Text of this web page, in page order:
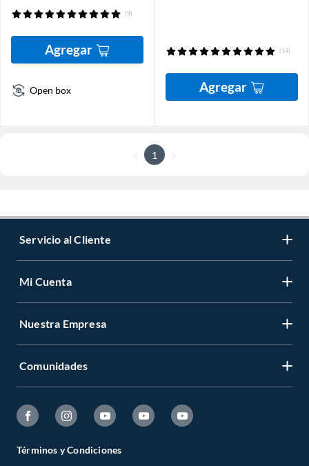
(9)
Agregar
Open box
(14)
Agregar
1
Servicio al Cliente
Mi Cuenta
Nuestra Empresa
Comunidades
Términos y Condiciones